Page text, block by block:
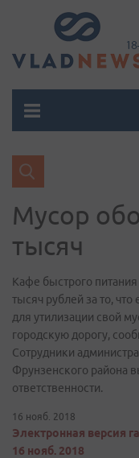
Мусор
тысяч
Кафе быстрого
тысяч рублей за то,
для утилизации свой
городскую дорогу,
Сотрудники
Фрунзенского района
ответственности.
16 нояб. 2018
Электронная версия
16 нояб. 2018